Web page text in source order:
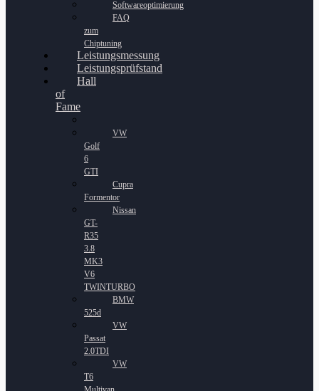
Softwareoptimierung
FAQ
zum
Chiptuning
Leistungsmessung
Leistungsprüfstand
Hall
of
Fame
VW
Golf
6
GTI
Cupra
Formentor
Nissan
GT-
R35
3.8
MK3
V6
TWINTURBO
BMW
525d
VW
Passat
2.0TDI
VW
T6